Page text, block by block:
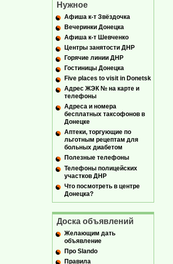
Нужное
Афиша к-т Звёздочка
Вечеринки Донецка
Афиша к-т Шевченко
Центры занятости ДНР
Горячие линии ДНР
Гостиницы Донецка
Five places to visit in Donetsk
Адрес ЖЭК № на карте и
телефоны
Адреса и номера
бесплатных таксофонов в
Донецке
Аптеки, торгующие по
льготным рецептам для
больных диабетом
Полезные телефоны
Телефоны полицейских
участков ДНР
Что посмотреть в центре
Донецка?
Доска объявлений
Желающим дать
объявление
Про Slando
Правила